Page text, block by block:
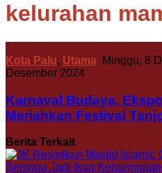
kelurahan
Kota Palu, Utama Minggu, 8
Desember 2024
Karnaval Budaya,
Meriahkan Festival
Berita Terkait